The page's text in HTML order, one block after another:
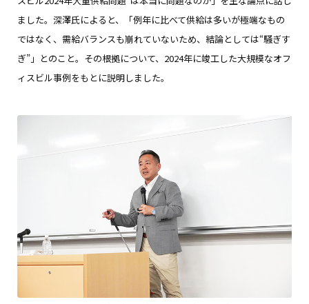
ました。深澤氏によると、「例年に比べて供給は多いが極端なもの
ではなく、需給バランスも崩れていないため、結論としては“騒ぎす
ぎ”」とのこと。その根拠について、2024年に竣工した大規模なオフ
ィスビル事例をもとに説明しました。